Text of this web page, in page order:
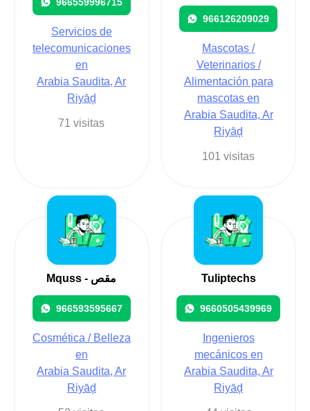
Servicios de
telecomunicaciones
en
Arabia Saudita, Ar
Riyāḑ
71 visitas
966126209029
Mascotas /
Veterinarios /
Alimentación para
mascotas en
Arabia Saudita, Ar
Riyāḑ
101 visitas
Mquss - مقص
966593595667
Cosmética / Belleza
en
Arabia Saudita, Ar
Riyāḑ
Tuliptechs
9660505439969
Ingenieros
mecánicos en
Arabia Saudita, Ar
Riyāḑ